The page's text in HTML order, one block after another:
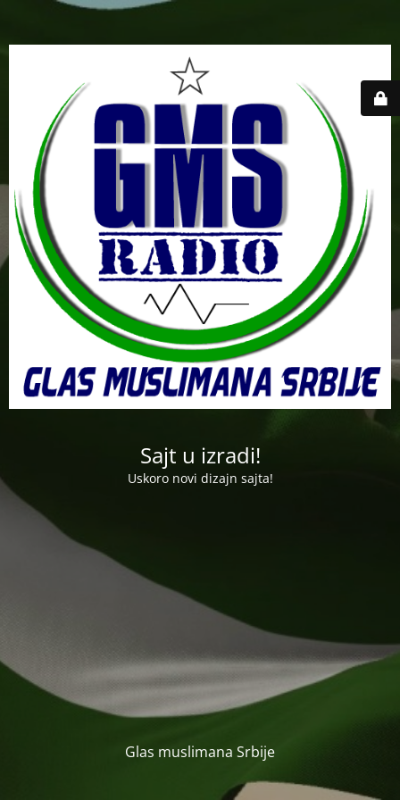
Sajt u izradi!
Uskoro novi dizajn sajta!
Glas muslimana Srbije